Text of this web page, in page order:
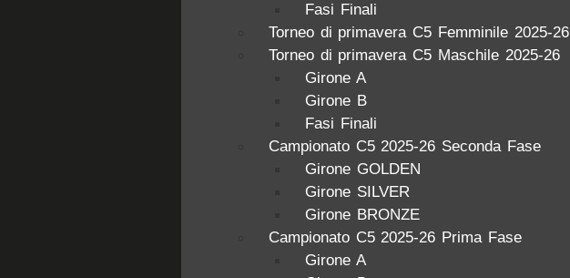
Fasi Finali
Torneo di primavera C5 Femminile 2025-26
Torneo di primavera C5 Maschile 2025-26
Girone A
Girone B
Fasi Finali
Campionato C5 2025-26 Seconda Fase
Girone GOLDEN
Girone SILVER
Girone BRONZE
Campionato C5 2025-26 Prima Fase
Girone A